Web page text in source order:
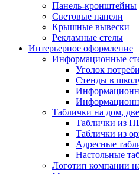
Панель-кронштейны
Световые панели
Крышные вывески
Рекламные стелы
Интерьерное оформление
Информационные
Уголок
Стенды в
Таблички на дом,
Таблички из
Таблички из
Адресные
Настольные
Логотип компании